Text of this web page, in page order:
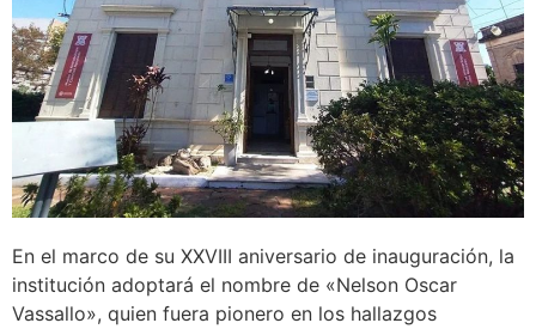
En el marco de su XXVIII aniversario de inauguración, la
institución adoptará el nombre de «Nelson Oscar
Vassallo», quien fuera pionero en los hallazgos